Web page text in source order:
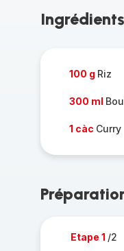
Ingrédients
100 g Riz
300 ml
1 càc Curry
Etape 1 /2